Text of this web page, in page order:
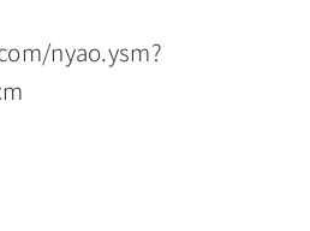
nyao.ysm?